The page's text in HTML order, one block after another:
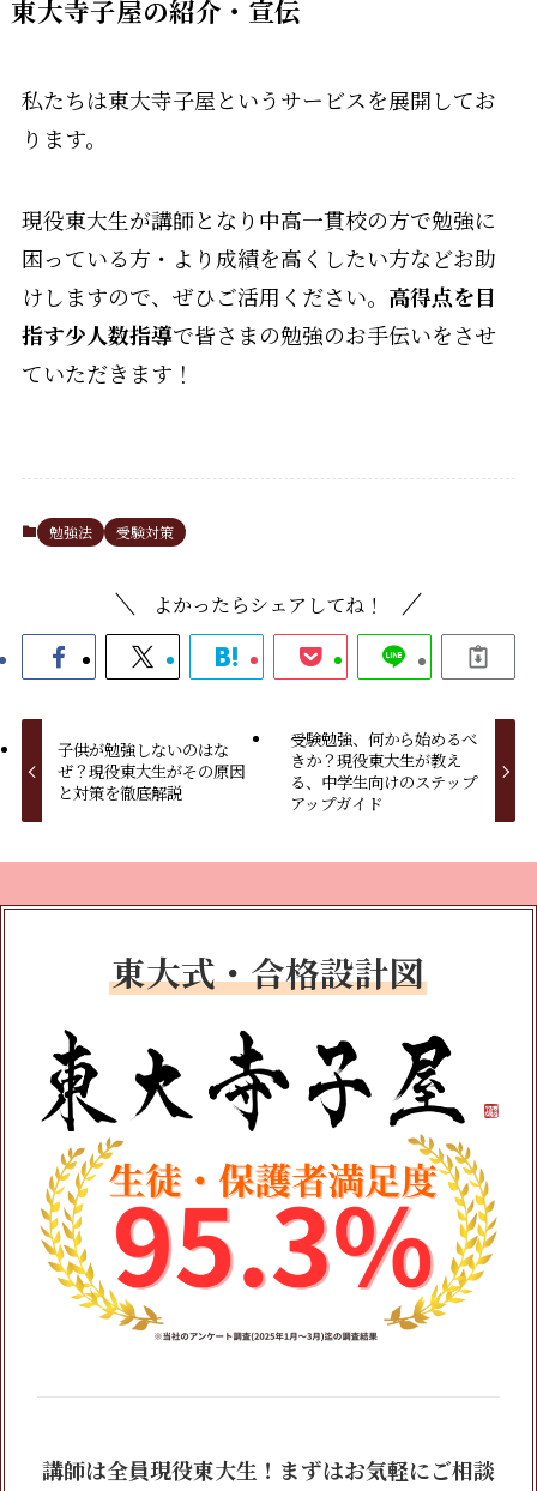
東大寺子屋の紹介・宣伝
私たちは東大寺子屋というサービスを展開してお
ります。
現役東大生が講師となり中高一貫校の方で勉強に
困っている方・より成績を高くしたい方などお助
けしますので、ぜひご活用ください。 高得点を目
指す少人数指導で皆さまの勉強のお手伝いをさせ
ていただきます！
勉強法 受験対策
よかったらシェアしてね！
子供が勉強しないのはな
ぜ？現役東大生がその原因
と対策を徹底解説
受験勉強、何から始めるべ
きか？現役東大生が教え
る、中学生向けのステップ
アップガイド
東大式・合格設計図
講師は全員現役東大生！まずはお気軽にご相談